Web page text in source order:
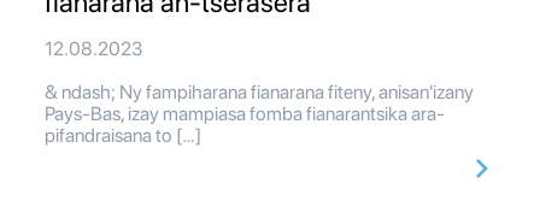
12.08.2023
& ndash; Ny fampiharana fianarana fiteny, anisan'izany
Pays-Bas, izay mampiasa fomba fianarantsika ara-
pifandraisana to […]